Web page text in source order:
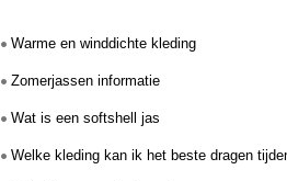
• Warme en winddichte kleding
• Zomerjassen informatie
• Wat is een softshell jas
• Welke kleding kan ik het beste dragen